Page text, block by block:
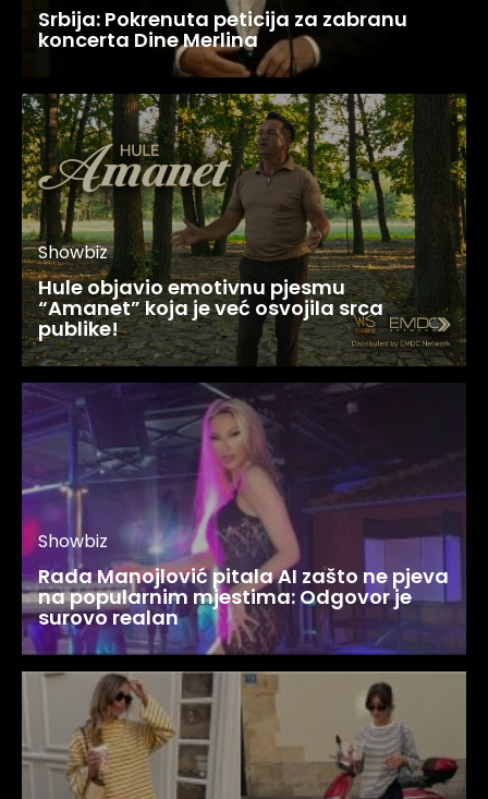
Srbija: Pokrenuta peticija za zabranu
koncerta Dine Merlina
Showbiz
Hule objavio emotivnu pjesmu
“Amanet” koja je već osvojila srca
publike!
Showbiz
Rada Manojlović pitala AI zašto ne pjeva
na popularnim mjestima: Odgovor je
surovo realan